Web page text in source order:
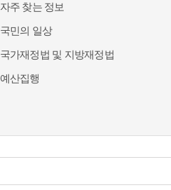
자주 찾는 정보
국민의 일상
국가재정법 및 지방재정법
예산집행